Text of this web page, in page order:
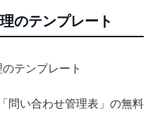
のテンプレート
問い合わせ管理表」の無料